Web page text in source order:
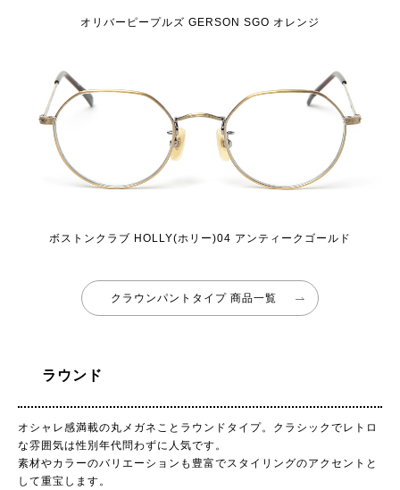
オリバーピープルズ GERSON SGO オレンジ
ボストンクラブ HOLLY(ホリー)04 アンティークゴールド
クラウンパントタイプ 商品一覧
ラウンド
オシャレ感満載の丸メガネことラウンドタイプ。クラシックでレトロ
な雰囲気は性別年代問わずに人気です。
素材やカラーのバリエーションも豊富でスタイリングのアクセントと
して重宝します。